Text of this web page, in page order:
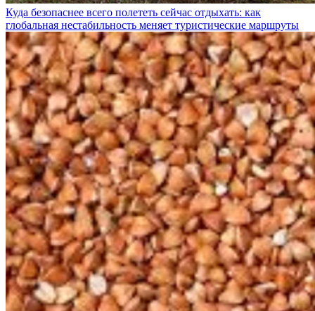
Куда безопаснее всего полететь сейчас отдыхать: как
глобальная нестабильность меняет туристические маршруты